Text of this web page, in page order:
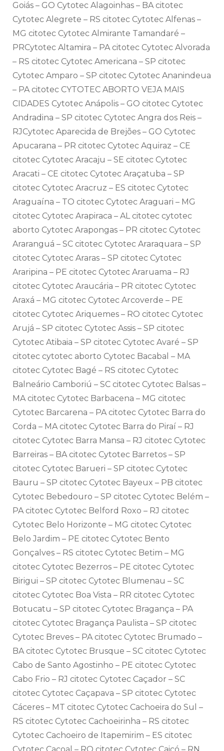
Goiás – GO Cytotec Alagoinhas – BA citotec
Cytotec Alegrete – RS citotec Cytotec Alfenas –
MG citotec Cytotec Almirante Tamandaré –
PRCytotec Altamira – PA citotec Cytotec Alvorada
– RS citotec Cytotec Americana – SP citotec
Cytotec Amparo – SP citotec Cytotec Ananindeua
– PA citotec CYTOTEC ABORTO VEJA MAIS
CIDADES Cytotec Anápolis – GO citotec Cytotec
Andradina – SP citotec Cytotec Angra dos Reis –
RJCytotec Aparecida de Brejões – GO Cytotec
Apucarana – PR citotec Cytotec Aquiraz – CE
citotec Cytotec Aracaju – SE citotec Cytotec
Aracati – CE citotec Cytotec Araçatuba – SP
citotec Cytotec Aracruz – ES citotec Cytotec
Araguaína – TO citotec Cytotec Araguari – MG
citotec Cytotec Arapiraca – AL citotec cytotec
aborto Cytotec Arapongas – PR citotec Cytotec
Araranguá – SC citotec Cytotec Araraquara – SP
citotec Cytotec Araras – SP citotec Cytotec
Araripina – PE citotec Cytotec Araruama – RJ
citotec Cytotec Araucária – PR citotec Cytotec
Araxá – MG citotec Cytotec Arcoverde – PE
citotec Cytotec Ariquemes – RO citotec Cytotec
Arujá – SP citotec Cytotec Assis – SP citotec
Cytotec Atibaia – SP citotec Cytotec Avaré – SP
citotec cytotec aborto Cytotec Bacabal – MA
citotec Cytotec Bagé – RS citotec Cytotec
Balneário Camboriú – SC citotec Cytotec Balsas –
MA citotec Cytotec Barbacena – MG citotec
Cytotec Barcarena – PA citotec Cytotec Barra do
Corda – MA citotec Cytotec Barra do Piraí – RJ
citotec Cytotec Barra Mansa – RJ citotec Cytotec
Barreiras – BA citotec Cytotec Barretos – SP
citotec Cytotec Barueri – SP citotec Cytotec
Bauru – SP citotec Cytotec Bayeux – PB citotec
Cytotec Bebedouro – SP citotec Cytotec Belém –
PA citotec Cytotec Belford Roxo – RJ citotec
Cytotec Belo Horizonte – MG citotec Cytotec
Belo Jardim – PE citotec Cytotec Bento
Gonçalves – RS citotec Cytotec Betim – MG
citotec Cytotec Bezerros – PE citotec Cytotec
Birigui – SP citotec Cytotec Blumenau – SC
citotec Cytotec Boa Vista – RR citotec Cytotec
Botucatu – SP citotec Cytotec Bragança – PA
citotec Cytotec Bragança Paulista – SP citotec
Cytotec Breves – PA citotec Cytotec Brumado –
BA citotec Cytotec Brusque – SC citotec Cytotec
Cabo de Santo Agostinho – PE citotec Cytotec
Cabo Frio – RJ citotec Cytotec Caçador – SC
citotec Cytotec Caçapava – SP citotec Cytotec
Cáceres – MT citotec Cytotec Cachoeira do Sul –
RS citotec Cytotec Cachoeirinha – RS citotec
Cytotec Cachoeiro de Itapemirim – ES citotec